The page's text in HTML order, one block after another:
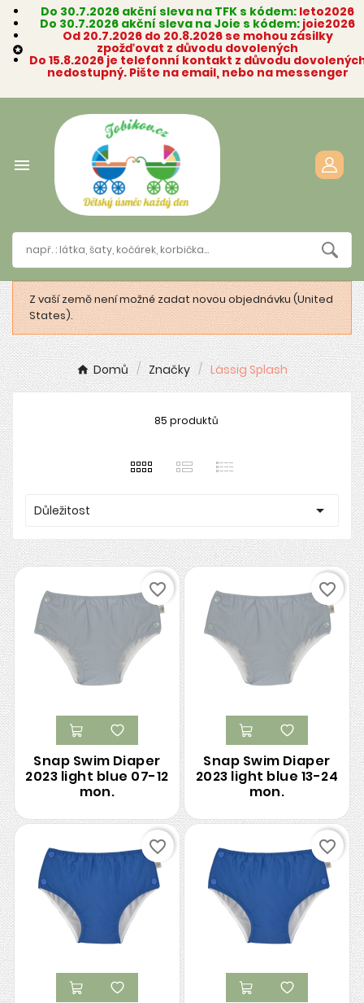

Do 30.7.2026 akční sleva na TFK s kódem: leto2026
Do 30.7.2026 akční sleva na Joie s kódem: joie2026
Od 20.7.2026 do 20.8.2026 se mohou zásilky
zpožďovat z důvodu dovolených
Do 15.8.2026 je telefonní kontakt z důvodu
nedostupný. Pište na email, nebo na messenger

Z vaší země není možné zadat novou objednávku (United
States).
Domů Značky Lässig Splash
85 produktů
Důležitost 
Snap Swim Diaper
2023 light blue 07-12
mon.
favorite_border
Snap Swim Diaper
2023 light blue 13-24
mon.
favorite_border
favorite_border favorite_border